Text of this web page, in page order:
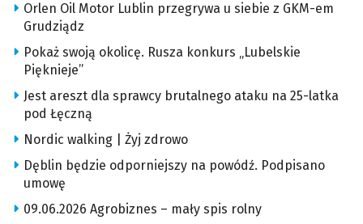
Orlen Oil Motor Lublin przegrywa u siebie z GKM-em
Grudziądz
Pokaż swoją okolicę. Rusza konkurs „Lubelskie
Pięknieje”
Jest areszt dla sprawcy brutalnego ataku na 25-latka
pod Łęczną
Nordic walking | Żyj zdrowo
Dęblin będzie odporniejszy na powódź. Podpisano
umowę
09.06.2026 Agrobiznes – mały spis rolny